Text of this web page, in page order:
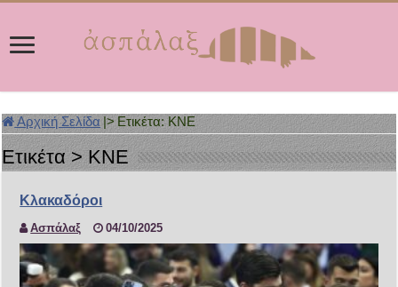
Αρχική Σελίδα |> Ετικέτα: ΚΝΕ
Ετικέτα >ΚΝΕ
Κλακαδόροι
Ασπάλαξ 04/10/2025